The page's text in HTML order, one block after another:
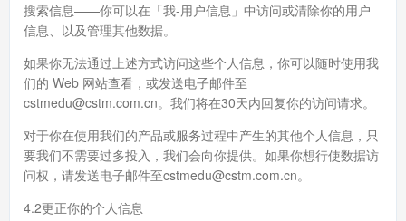
搜索信息——你可以在「我-用户信息」中访问或清除你的用户
信息、以及管理其他数据。
如果你无法通过上述方式访问这些个人信息，你可以随时使用我
们的 Web 网站查看，或发送电子邮件至
cstmedu@cstm.com.cn。我们将在30天内回复你的访问请求。
对于你在使用我们的产品或服务过程中产生的其他个人信息，只
要我们不需要过多投入，我们会向你提供。如果你想行使数据访
问权，请发送电子邮件至cstmedu@cstm.com.cn。
4.2更正你的个人信息